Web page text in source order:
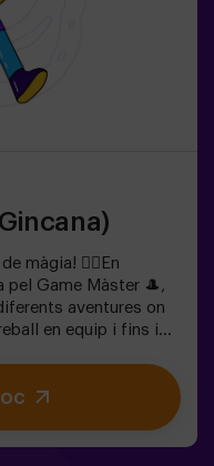
màgia! 🧙‍♀️En
pel Game Màster 🎩,
aventures on
en equip i fins i
una dolç... molt dolça
travessar les
portarà als